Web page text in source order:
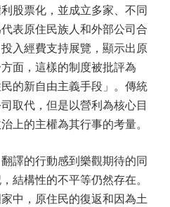
股票化，並成立多家、不同
表原住民族人和外部公司合
入經費支持展覽，顯示出原
面，這樣的制度被批評為
的新自由主義手段」。傳統
取代，但是以營利為核心目
上的主權為其行事的考量。
譯的行動感到樂觀期待的同
結構性的不平等仍然存在。
中，原住民的復返和因為土